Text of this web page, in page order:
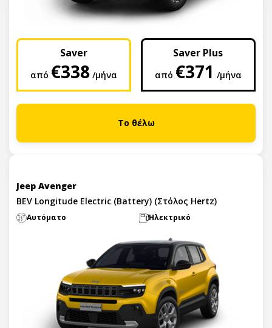
Saver
από €338 /μήνα
Saver Plus
από €371 /μήνα
Το θέλω
Jeep Avenger
BEV Longitude Electric (Battery) (Στόλος Hertz)
Αυτόματο Ηλεκτρικό